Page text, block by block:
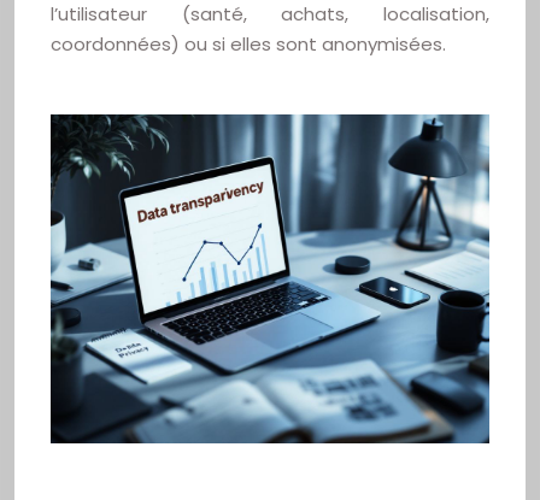
l’utilisateur (santé, achats, localisation,
coordonnées) ou si elles sont anonymisées.